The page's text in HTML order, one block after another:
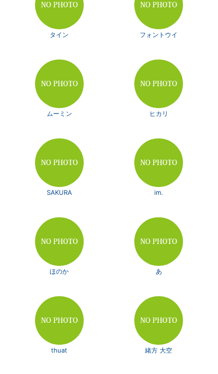
タイン フォントウイ
ムーミン ヒカリ
SAKURA im.
ほのか あ
thuat 緒方 大空